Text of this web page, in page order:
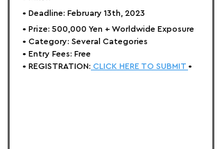
• Deadline: February 13th, 2023
• Prize: 500,000 Yen + Worldwide Exposure
• Category: Several Categories
• Entry Fees: Free
• REGISTRATION: CLICK HERE TO SUBMIT •